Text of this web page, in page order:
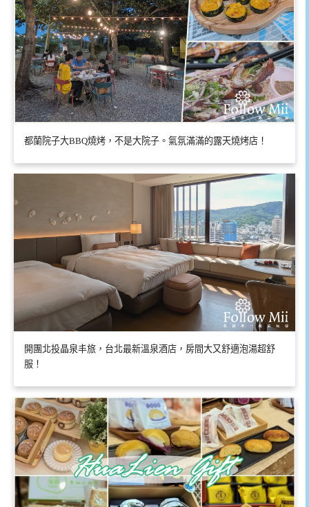
都蘭院子大BBQ燒烤，不是大院子。氣氛滿滿的露天燒烤店！
開團北投晶泉丰旅，台北最新溫泉酒店，房間大又舒適泡湯超舒
服！